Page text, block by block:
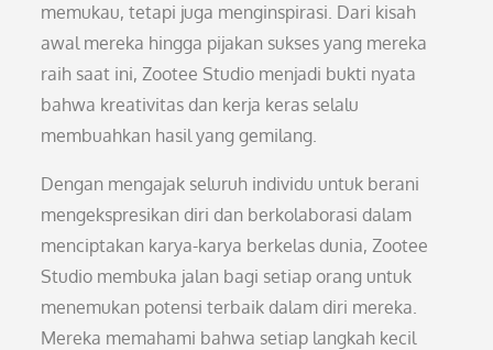
memukau, tetapi juga menginspirasi. Dari kisah
awal mereka hingga pijakan sukses yang mereka
raih saat ini, Zootee Studio menjadi bukti nyata
bahwa kreativitas dan kerja keras selalu
membuahkan hasil yang gemilang.
Dengan mengajak seluruh individu untuk berani
mengekspresikan diri dan berkolaborasi dalam
menciptakan karya-karya berkelas dunia, Zootee
Studio membuka jalan bagi setiap orang untuk
menemukan potensi terbaik dalam diri mereka.
Mereka memahami bahwa setiap langkah kecil